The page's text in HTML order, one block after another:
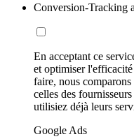
Conversion-Tracking
En acceptant ce
et optimiser
faire, nous
celles des
utilisiez déjà leurs
Google Ads